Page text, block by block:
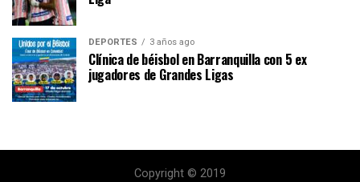
DEPORTES 3 años ago
Clínica de béisbol en Barranquilla con 5 ex
jugadores de Grandes Ligas
Copyright © 2019